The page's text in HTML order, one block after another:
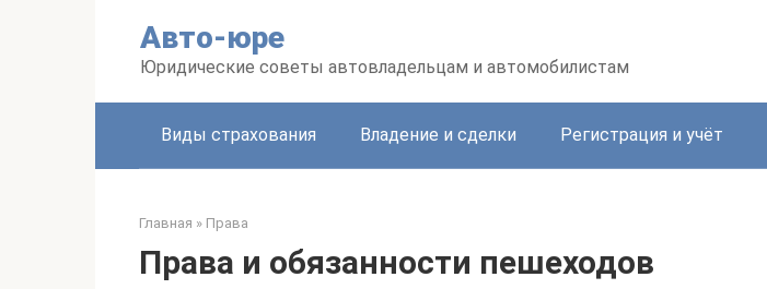
Авто-юре
Юридические советы автовладельцам и автомобилистам
Виды страхования Владение и сделки Регистрация и учёт
Главная » Права
Права и обязанности пешеходов